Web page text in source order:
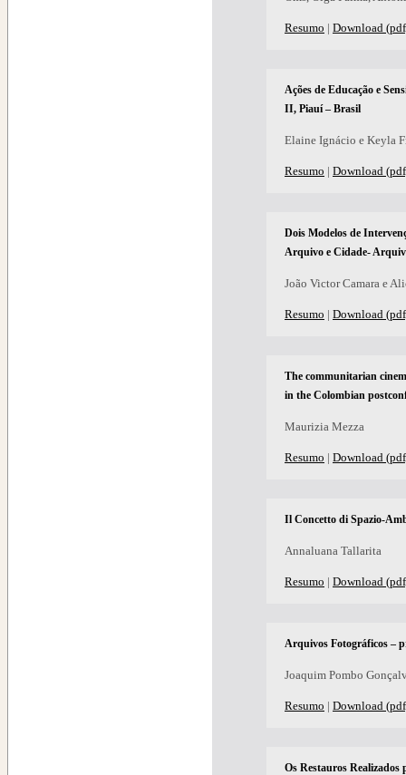
Resumo | Download
Ações de Educação e
II, Piauí – Brasil
Elaine Ignácio e Keyla
Resumo | Download
Dois Modelos de
Arquivo e Cidade-
João Victor Camara e
Resumo | Download
The communitarian
in the Colombian
Maurizia Mezza
Resumo | Download
Il Concetto di Spazio-
Annaluana Tallarita
Resumo | Download
Arquivos Fotográficos –
Joaquim Pombo
Resumo | Download
Os Restauros